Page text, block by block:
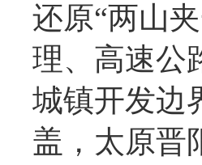
还原“两山
理、高速公
城镇开发边
盖，太原晋